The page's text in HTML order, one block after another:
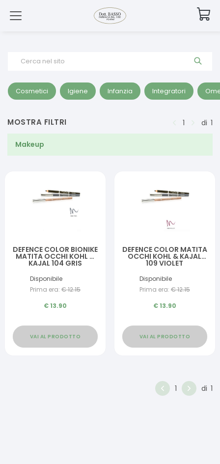
Cerca nel sito
Cosmetici Igiene Infanzia Integratori
MOSTRA FILTRI 1 di 1
Makeup
DEFENCE COLOR BIONIKE
MATITA OCCHI KOHL &
KAJAL 104 GRIS
Disponibile
Prima era: €12.15
€13.90
VAI AL PRODOTTO
DEFENCE COLOR MATITA
OCCHI KOHL & KAJAL
109 VIOLET
Disponibile
Prima era: €12.15
€13.90
VAI AL PRODOTTO
1 di 1